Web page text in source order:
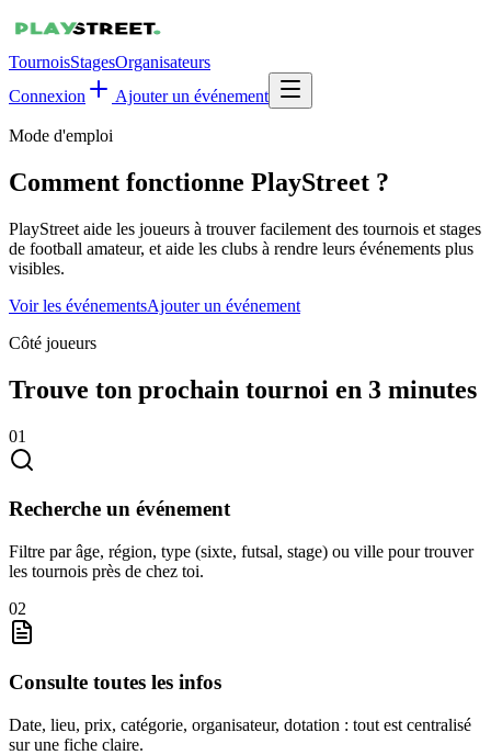
TournoisStagesOrganisateurs
Connexion
Ajouter un événement
Mode d'emploi
Comment fonctionne PlayStreet ?
PlayStreet aide les joueurs à trouver facilement des tournois et stages
de football amateur, et aide les clubs à rendre leurs événements plus
visibles.
Voir les événementsAjouter un événement
Côté joueurs
Trouve ton prochain tournoi en 3 minutes
01
Recherche un événement
Filtre par âge, région, type (sixte, futsal, stage) ou ville pour trouver
les tournois près de chez toi.
02
Consulte toutes les infos
Date, lieu, prix, catégorie, organisateur, dotation : tout est centralisé
sur une fiche claire.